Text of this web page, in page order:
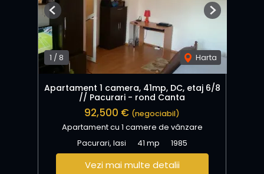
1 /8 Harta
Previous Next
Apartament 1 camera, 41mp, DC, etaj 6/8
// Pacurari - rond Canta
92,500 € (negociabil)
Apartament cu 1 camere de vânzare
Pacurari, Iasi
41 mp 1985
Vezi mai multe detalii